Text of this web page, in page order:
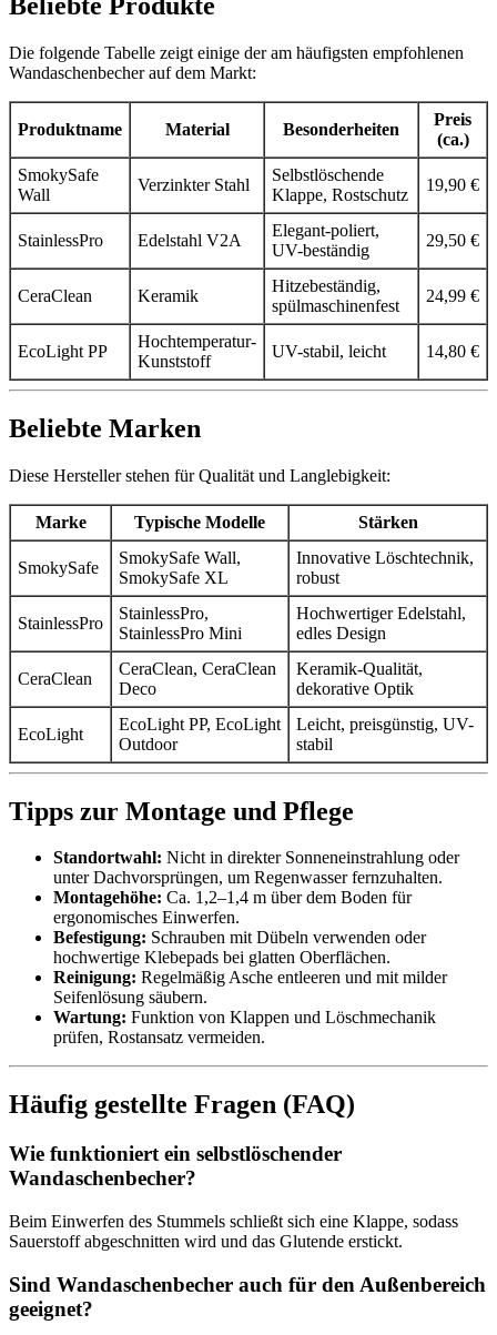
Die folgende Tabelle zeigt einige der am häufigsten empfohlenen
Wandaschenbecher auf dem Markt:
Produktname Material Besonderheiten
Preis
(ca.)
SmokySafe
Wall
Verzinkter Stahl
Selbstlöschende
Klappe, Rostschutz
19,90 €
StainlessPro Edelstahl V2A
Elegant-poliert,
UV-beständig
29,50 €
CeraClean Keramik
Hitzebeständig,
spülmaschinenfest
24,99 €
EcoLight PP
Hochtemperatur-
Kunststoff
UV-stabil, leicht 14,80 €
Beliebte Marken
Diese Hersteller stehen für Qualität und Langlebigkeit:
Marke Typische Modelle Stärken
SmokySafe
SmokySafe Wall,
SmokySafe XL
Innovative Löschtechnik,
robust
StainlessPro
StainlessPro,
StainlessPro Mini
Hochwertiger Edelstahl,
edles Design
CeraClean
CeraClean, CeraClean
Deco
Keramik-Qualität,
dekorative Optik
EcoLight
EcoLight PP, EcoLight
Outdoor
Leicht, preisgünstig, UV-
stabil
Tipps zur Montage und Pflege
Standortwahl: Nicht in direkter Sonneneinstrahlung oder
unter Dachvorsprüngen, um Regenwasser fernzuhalten.
Montagehöhe: Ca. 1,2–1,4 m über dem Boden für
ergonomisches Einwerfen.
Befestigung: Schrauben mit Dübeln verwenden oder
hochwertige Klebepads bei glatten Oberflächen.
Reinigung: Regelmäßig Asche entleeren und mit milder
Seifenlösung säubern.
Wartung: Funktion von Klappen und Löschmechanik
prüfen, Rostansatz vermeiden.
Häufig gestellte Fragen (FAQ)
Wie funktioniert ein selbstlöschender
Wandaschenbecher?
Beim Einwerfen des Stummels schließt sich eine Klappe, sodass
Sauerstoff abgeschnitten wird und das Glutende erstickt.
Sind Wandaschenbecher auch für den Außenbereich
geeignet?